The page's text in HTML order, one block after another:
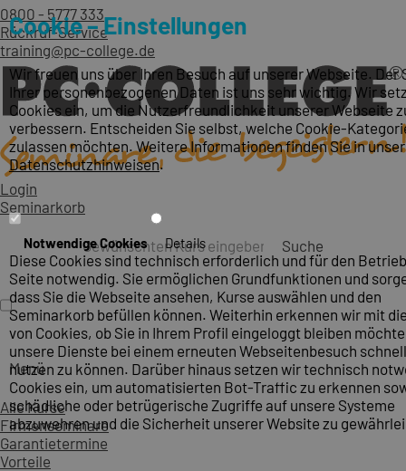
0800 - 5777 333
Rückruf-Service
training@pc-college.de
Login
Seminarkorb
Suche
Menü
Alle Kurse
Firmenseminare
Garantietermine
Vorteile
Cookie – Einstellungen
Wir freuen uns über Ihren Besuch auf unserer Webseite. Der
Ihrer personenbezogenen Daten ist uns sehr wichtig. Wir
Cookies ein, um die Nutzerfreundlichkeit unserer Webseite
verbessern. Entscheiden Sie selbst, welche Cookie-
zulassen möchten. Weitere Informationen finden Sie in
Datenschutzhinweisen.
Notwendige Cookies Details
Diese Cookies sind technisch erforderlich und für den
Seite notwendig. Sie ermöglichen Grundfunktionen und
dass Sie die Webseite ansehen, Kurse auswählen und den
Seminarkorb befüllen können. Weiterhin erkennen wir mit
von Cookies, ob Sie in Ihrem Profil eingeloggt bleiben
unsere Dienste bei einem erneuten Webseitenbesuch
nutzen zu können. Darüber hinaus setzen wir technisch
Cookies ein, um automatisierten Bot-Traffic zu erkennen
schädliche oder betrügerische Zugriffe auf unsere Systeme
abzuwehren und die Sicherheit unserer Website zu